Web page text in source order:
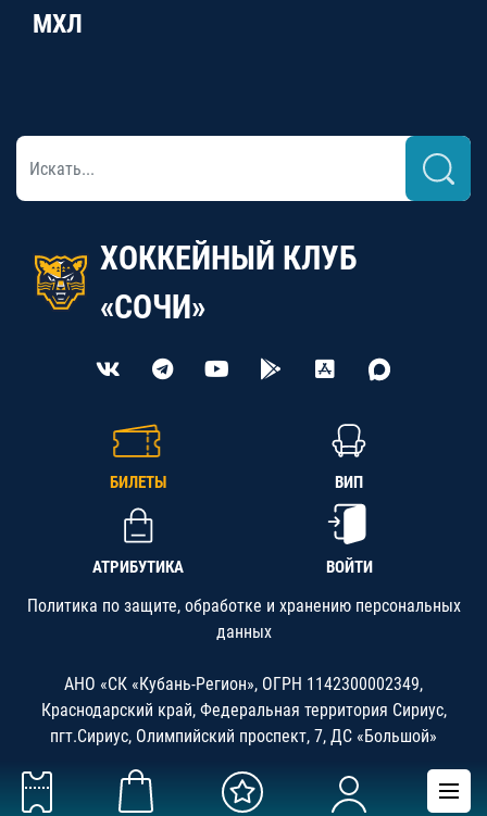
МХЛ
ХОККЕЙНЫЙ КЛУБ
«СОЧИ»
БИЛЕТЫ ВИП
АТРИБУТИКА ВОЙТИ
Политика по защите, обработке и хранению персональных
данных
АНО «СК «Кубань-Регион», ОГРН 1142300002349,
Краснодарский край, Федеральная территория Сириус,
пгт.Сириус, Олимпийский проспект, 7, ДС «Большой»